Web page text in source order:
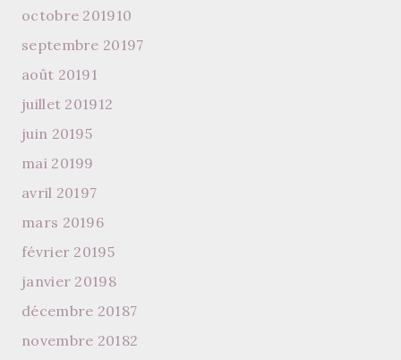
octobre 201910
septembre 20197
août 20191
juillet 201912
juin 20195
mai 20199
avril 20197
mars 20196
février 20195
janvier 20198
décembre 20187
novembre 20182